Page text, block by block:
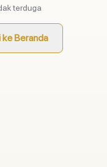
terduga
ke Beranda